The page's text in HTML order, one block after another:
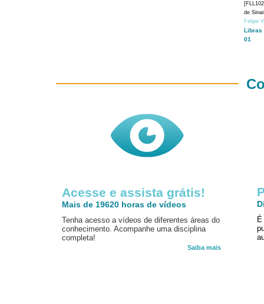
de
Felipe
Libras
01
Acesse e assista grátis!
Mais de 19620 horas de vídeos
Tenha acesso a vídeos de diferentes áreas do
conhecimento. Acompanhe uma disciplina
completa!
Saiba mais